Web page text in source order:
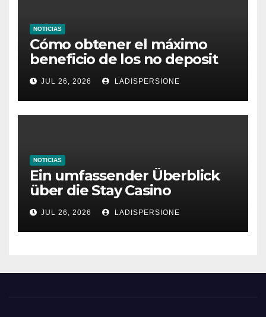
NOTICIAS
Cómo obtener el máximo
beneficio de los no deposit
bonus codes de roby casino
JUL 26, 2026 LADISPERSIONE
NOTICIAS
Ein umfassender Überblick
über die Stay Casino
Bonusbedingungen
JUL 26, 2026 LADISPERSIONE